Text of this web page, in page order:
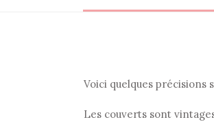
Voici quelques précisions
Les couverts sont